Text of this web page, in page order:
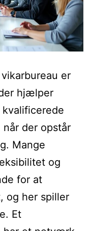
er
hjælper
der opstår
Mange
og
for at
og her spiller
Et